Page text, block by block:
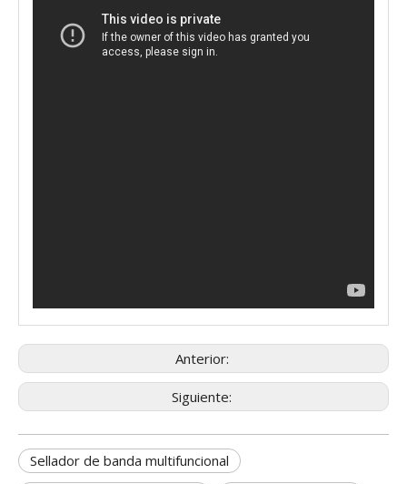
Anterior:
Siguiente:
Sellador de banda multifuncional